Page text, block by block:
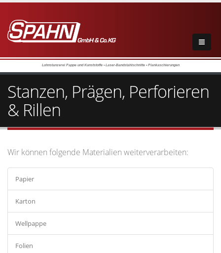
Lohnstanzerei Pappe und Kunststoffe • Laser-Bandstahlschnitte • Plankaschierungen
Stanzen, Prägen, Perforieren
& Rillen
Wir können folgende Materialien weiterverarbeiten:
Papier
Karton
Wellpappe
Folien